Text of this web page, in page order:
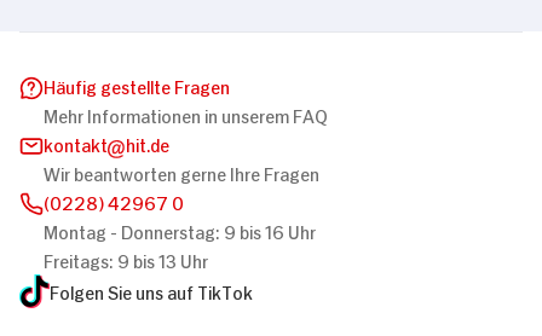
Häufig gestellte Fragen
Mehr Informationen in unserem FAQ
kontakt
hit.de
Wir beantworten gerne Ihre Fragen
(0228) 42967 0
Montag - Donnerstag: 9 bis 16 Uhr
Freitags: 9 bis 13 Uhr
Folgen Sie uns auf TikTok